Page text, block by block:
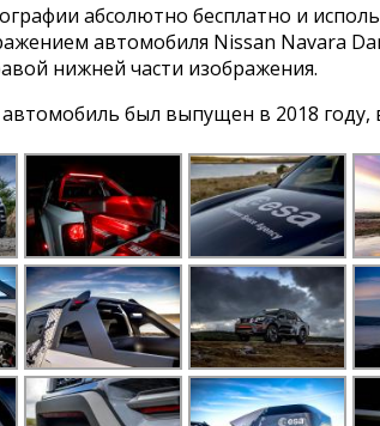
абсолютно бесплатно и
автомобиля Nissan Navara
нижней части изображения.
был выпущен в 2018 году,